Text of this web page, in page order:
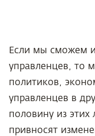
Если мы сможем
управленцев, то
политиков,
управленцев в
половину из
привносят